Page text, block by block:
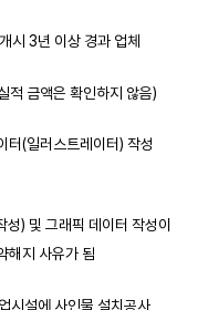
시 3년 이상 경과 업체
적 금액은 확인하지 않음)
터(일러스트레이터) 작성
) 및 그래픽 데이터 작성이
해지 사유가 됨
시설에 사인물 설치공사